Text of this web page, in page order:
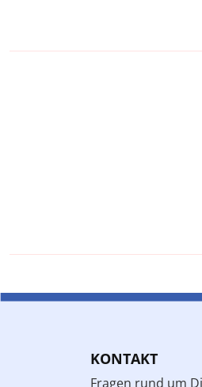
KONTAKT
Fragen rund um